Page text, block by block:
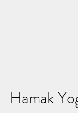
Hamak